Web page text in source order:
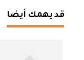
قد يهمك أيضا